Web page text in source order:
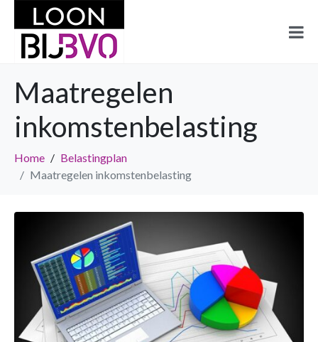
Maatregelen
inkomstenbelasting
Home
Belastingplan
Maatregelen inkomstenbelasting